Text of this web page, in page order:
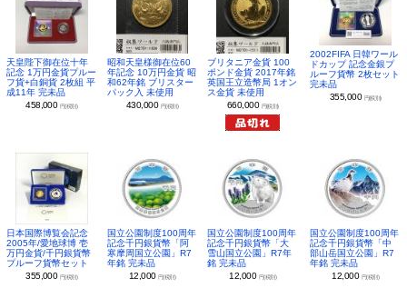
天皇陛下御在位十年
記念 1万円金貨プルー
フ貨+白銅貨 2枚組 平
成11年 完未品
458,000 円(税別)
昭和天皇様御在位60
年記念 10万円金貨 昭
和62年銘 ブリスター
パック入 未使用
430,000 円(税別)
ブリタニア金貨 100
ポンド金貨 2017年銘
英国王立造幣局 1オン
ス金貨 未使用
660,000 円(税別)
2002FIFA 日韓ワール
ドカップ 記念金銀プ
ルーフ貨幣 2枚セット
完未品
355,000 円(税別)
日本国際博覧会記念
2005年/愛地球博 壱
万円金貨/千円銀貨幣
プルーフ貨幣セット
355,000 円(税別)
国立公園制度100周年
記念千円銀貨幣「阿
寒摩周国立公園」R7
年銘 完未品
12,000 円(税別)
国立公園制度100周年
記念千円銀貨幣「大
雪山国立公園」R7年
銘 完未品
12,000 円(税別)
国立公園制度100周年
記念千円銀貨幣「中
部山岳国立公園」R7
年銘 完未品
12,000 円(税別)